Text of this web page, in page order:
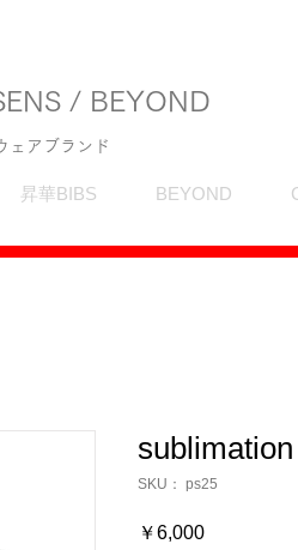
/ BEYOND
ェアブランド
昇華BIBS BEYOND
SKU： ps25
￥6,000価